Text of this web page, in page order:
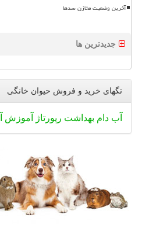
آخرین وضعیت مخازن سدها
جدیدترین ها
تگهای خرید و فروش حیوان خانگی
آب دام بهداشت رپورتاژ آموزش